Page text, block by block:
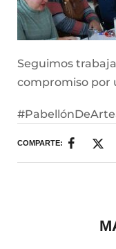
Seguimos
compromiso por
COMPARTE: